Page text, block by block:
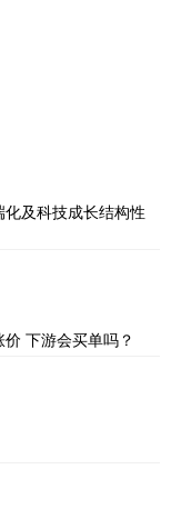
及科技成长结构性
下游会买单吗？